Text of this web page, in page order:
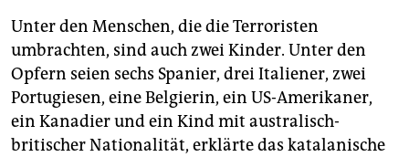
Unter den Menschen, die die Terroristen
umbrachten, sind auch zwei Kinder. Unter den
Opfern seien sechs Spanier, drei Italiener, zwei
Portugiesen, eine Belgierin, ein US-Amerikaner,
ein Kanadier und ein Kind mit australisch-
britischer Nationalität, erklärte das katalanische